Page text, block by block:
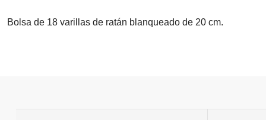
Bolsa de 18 varillas de ratán blanqueado de 20 cm.